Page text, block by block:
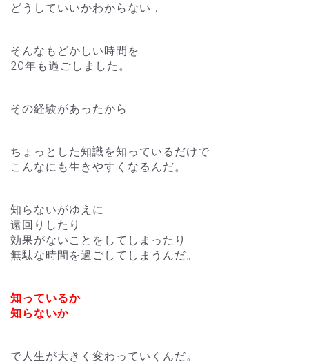
どうしていいかわからない…
そんなもどかしい時間を
20年も過ごしました。
その経験があったから
ちょっとした知識を知っているだけで
こんなにも生きやすくなるんだ。
知らないがゆえに
遠回りしたり
効果がないことをしてしまったり
無駄な時間を過ごしてしまうんだ。
知っているか
知らないか
で人生が大きく変わっていくんだ。